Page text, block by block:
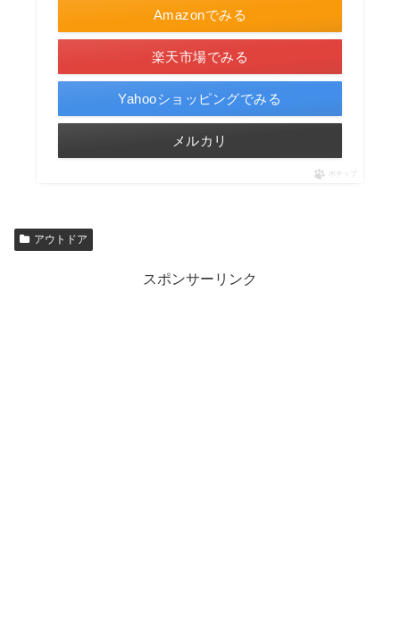
Amazonでみる
楽天市場でみる
Yahooショッピングでみる
メルカリ
ポチップ
アウトドア
スポンサーリンク